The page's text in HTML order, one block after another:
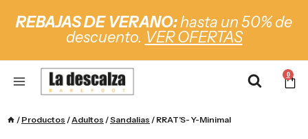
REBAJAS DE VERANO:hasta un 50% de
descuento. VER OFERTAS
0
/ Productos /Adultos /Sandalias / RRAT’S- Y-Minimal